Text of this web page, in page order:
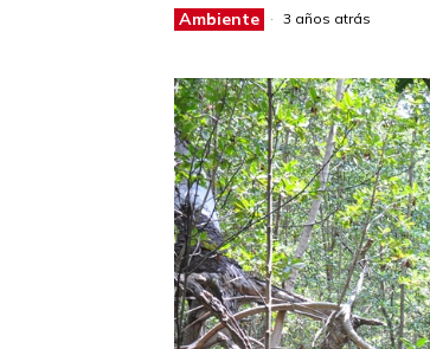
Ambiente 3 años atrás